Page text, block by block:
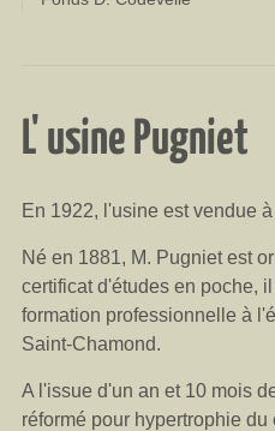
L' usine Pugniet
En 1922, l'usine est vendue
Né en 1881, M. Pugniet est
certificat d'études en poche,
formation professionnelle à
Saint-Chamond.
A l'issue d'un an et 10 mois
réformé pour hypertrophie